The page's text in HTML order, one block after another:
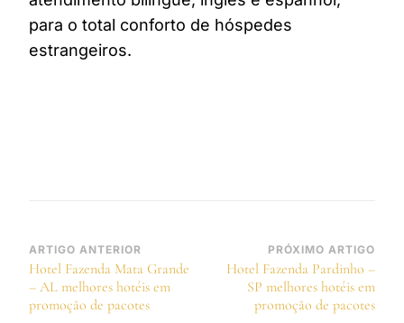
para o total conforto de hóspedes
estrangeiros.
Navegação
de
post
ARTIGO ANTERIOR
Hotel Fazenda Mata Grande
– AL melhores hotéis em
promoção de pacotes
PRÓXIMO ARTIGO
Hotel Fazenda Pardinho –
SP melhores hotéis em
promoção de pacotes